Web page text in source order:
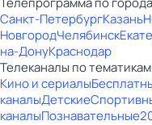
Санкт-ПетербургКазань
НовгородЧелябинск
на-ДонуКраснодар
Телеканалы по
Кино и сериалы
каналыДетские
каналыПознавательные